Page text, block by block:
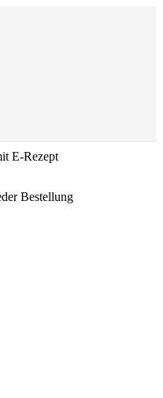
E-Rezept
Bestellung